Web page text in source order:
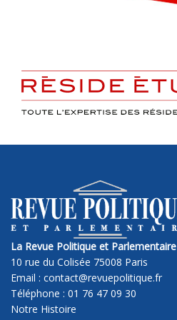
La Revue Politique et Parlementaire
10 rue du Colisée 75008 Paris
Email : contact@revuepolitique.fr
Téléphone : 01 76 47 09 30
Notre Histoire